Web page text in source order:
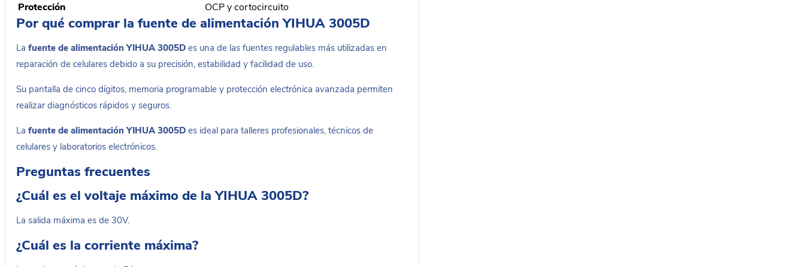
Protección
OCP y cortocircuito
Por qué comprar la fuente de alimentación YIHUA 3005D
La fuente de alimentación YIHUA 3005D es una de las fuentes regulables más utilizadas en
reparación de celulares debido a su precisión, estabilidad y facilidad de uso.
Su pantalla de cinco dígitos, memoria programable y protección electrónica avanzada permiten
realizar diagnósticos rápidos y seguros.
La fuente de alimentación YIHUA 3005D es ideal para talleres profesionales, técnicos de
celulares y laboratorios electrónicos.
Preguntas frecuentes
¿Cuál es el voltaje máximo de la YIHUA 3005D?
La salida máxima es de 30V.
¿Cuál es la corriente máxima?